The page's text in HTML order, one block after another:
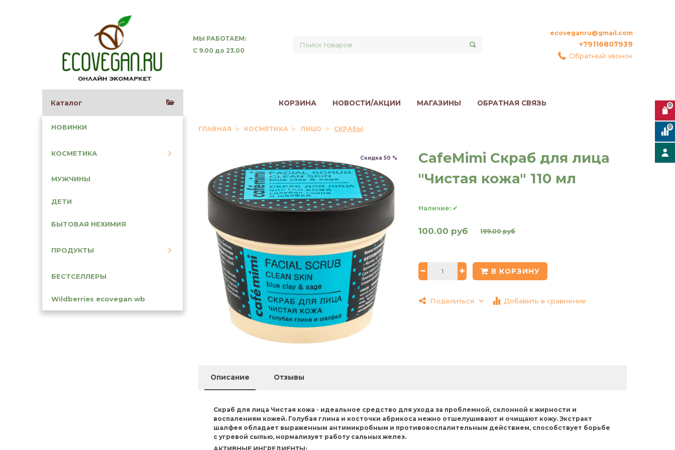
МЫ РАБОТАЕМ:
С 9.00 до 23.00
ecoveganru@gmail.com
+79116807939
Обратный звонок
Каталог КОРЗИНА НОВОСТИ/АКЦИИ МАГАЗИНЫ ОБРАТНАЯ СВЯЗЬ
НОВИНКИ
КОСМЕТИКА
МУЖЧИНЫ
ДЕТИ
БЫТОВАЯ НЕХИМИЯ
ПРОДУКТЫ
БЕСТСЕЛЛЕРЫ
Wildberries ecovegan wb
ГЛАВНАЯ КОСМЕТИКА ЛИЦО СКРАБЫ
Скидка 50 %
CafeMimi Скраб для лица
"Чистая кожа" 110 мл
Наличие: ✔
100.00 руб 199.00 руб
В КОРЗИНУ
Поделиться Добавить в сравнение
Описание Отзывы
Скраб для лица Чистая кожа - идеальное средство для ухода за проблемной, склонной к жирности и
воспалениям кожей. Голубая глина и косточки абрикоса нежно отшелушивают и очищают кожу. Экстракт
шалфея обладает выраженным антимикробным и противовоспалительным действием, способствует борьбе
с угревой сыпью, нормализует работу сальных желез.
0
0